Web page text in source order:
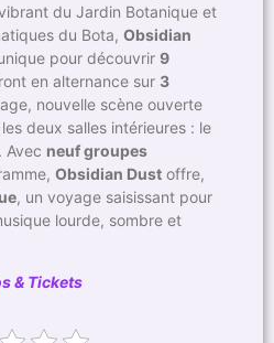
du Jardin Botanique et
du Bota, Obsidian
pour découvrir 9
en alternance sur 3
nouvelle scène ouverte
deux salles intérieures : le
Avec neuf groupes
Obsidian Dust offre,
, un voyage saisissant pour
lourde, sombre et
& Tickets